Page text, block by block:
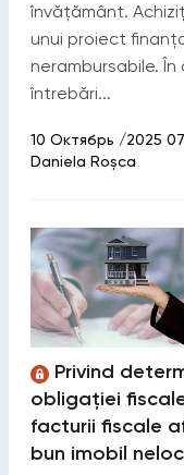
învățământ.
unui proiect
nerambursabile.
întrebări...
10 Октябрь /2025
Daniela Roșca
Privind
obligației
facturii fiscale
bun imobil